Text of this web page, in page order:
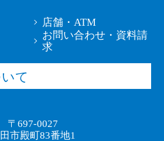
店舗・ATM
お問い合わせ・資料請
求
て
〒697-0027
市殿町83番地1